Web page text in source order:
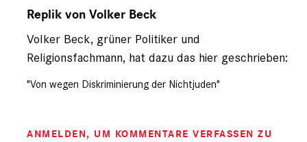
auf
L.
Sanders
(nicht
registriert)
Replik von Volker Beck
Volker Beck, grüner Politiker und
Religionsfachmann, hat dazu das hier geschrieben:
"Von wegen Diskriminierung der Nichtjuden"
ANMELDEN, UM KOMMENTARE VERFASSEN ZU